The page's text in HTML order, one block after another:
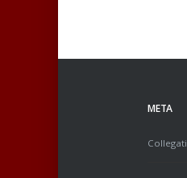
META
Collegati